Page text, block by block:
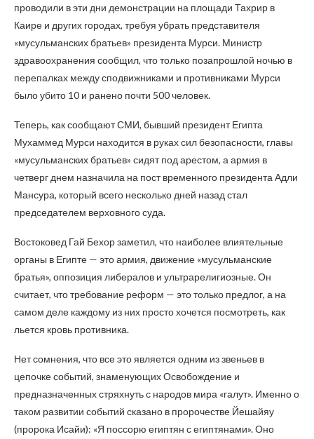
проводили в эти дни демонстрации на площади Тахрир в
Каире и других городах, требуя убрать представителя
«мусульманских братьев» президента Мурси. Министр
здравоохранения сообщил, что только позапрошлой ночью в
перепалках между сподвижниками и противниками Мурси
было убито 10 и ранено почти 500 человек.
Теперь, как сообщают СМИ, бывший президент Египта
Мухаммед Мурси находится в руках сил безопасности, главы
«мусульманских братьев» сидят под арестом, а армия в
четверг днем назначила на пост временного президента Адли
Мансура, который всего несколько дней назад стал
председателем верховного суда.
Востоковед Гай Бехор заметил, что наиболее влиятельные
органы в Египте — это армия, движение «мусульманские
братья», оппозиция либералов и ультрарелигиозные. Он
считает, что требование реформ — это только предлог, а на
самом деле каждому из них просто хочется посмотреть, как
льется кровь противника.
Нет сомнения, что все это является одним из звеньев в
цепочке событий, знаменующих Освобождение и
предназначенных стряхнуть с народов мира «галут». Именно о
таком развитии событий сказано в пророчестве Йешайяу
(пророка Исайи): «Я поссорю египтян с египтянами». Оно